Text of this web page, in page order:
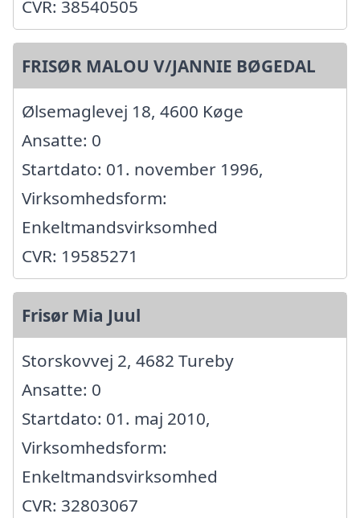
CVR: 38540505
FRISØR MALOU V/JANNIE BØGEDAL
Ølsemaglevej 18, 4600 Køge
Ansatte: 0
Startdato: 01. november 1996,
Virksomhedsform:
Enkeltmandsvirksomhed
CVR: 19585271
Frisør Mia Juul
Storskovvej 2, 4682 Tureby
Ansatte: 0
Startdato: 01. maj 2010,
Virksomhedsform:
Enkeltmandsvirksomhed
CVR: 32803067